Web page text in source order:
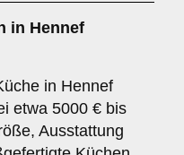
in Hennef
in Hennef
etwa 5000 € bis
Ausstattung